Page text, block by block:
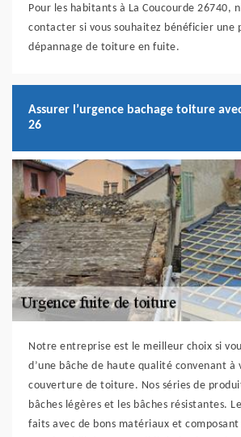
Pour les habitants à La Coucourde 26740,
contacter si vous souhaitez bénéficier une
dépannage de toiture en fuite.
Assurer l’urgence bachage toiture
26
Notre entreprise est le meilleur choix si
d’une bâche de haute qualité convenant à
couverture de toiture. Nos séries de
bâches légères et les bâches résistantes.
faits avec de bons matériaux et